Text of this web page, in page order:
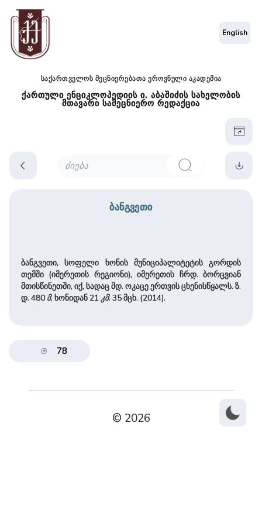
საქართველოს მეცნიერებათა ეროვნული აკადემია
ქართული ენციკლოპედიის ი. აბაშიძის სახელობის
მთავარი სამეცნიერო რედაქცია
English
ბანგვეთი
ბანგვეთი, სოფელი ხონის მუნიციპალიტეტის გორდის
თემში (იმერეთის რეგიონი), იმერეთის ჩრდ. ბორცვიან
მთისწინეთში, იქ, სადაც მდ. ოკაცე ერთვის ცხენისწყალს. ზ.
დ. 480 მ, ხონიდან 21კმ. 35 მცხ. (2014).
78
© 2026